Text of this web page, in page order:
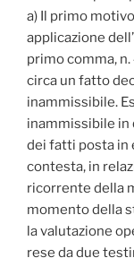
a) Il primo
applicazione
primo comma,
circa un fatto
inammissibile.
inammissibile in
dei fatti posta in
contesta, in
ricorrente della
momento della
la valutazione
rese da due